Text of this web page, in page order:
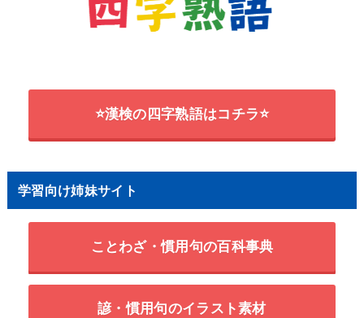
⭐漢検の四字熟語はコチラ⭐
学習向け姉妹サイト
ことわざ・慣用句の百科事典
諺・慣用句のイラスト素材